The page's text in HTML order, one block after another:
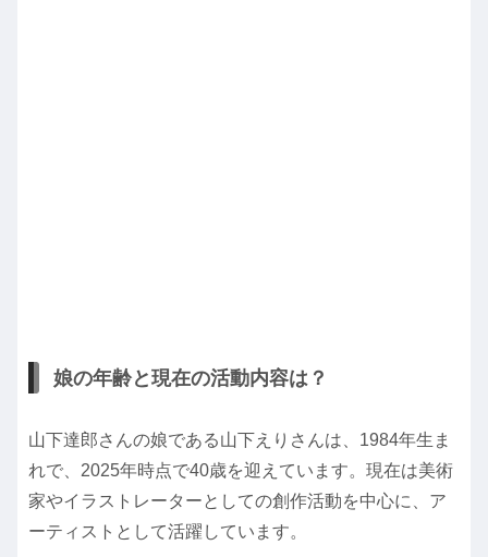
娘の年齢と現在の活動内容は？
山下達郎さんの娘である山下えりさんは、1984年生ま
れで、2025年時点で40歳を迎えています。現在は美術
家やイラストレーターとしての創作活動を中心に、ア
ーティストとして活躍しています。